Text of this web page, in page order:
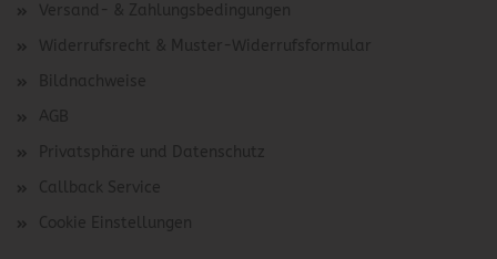
Versand- & Zahlungsbedingungen
Widerrufsrecht & Muster-Widerrufsformular
Bildnachweise
AGB
Privatsphäre und Datenschutz
Callback Service
Cookie Einstellungen